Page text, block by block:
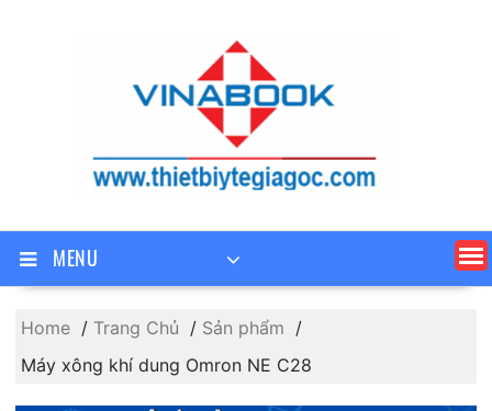
MENU
Home Trang Chủ
Sản phẩm
Máy xông khí dung Omron NE C28